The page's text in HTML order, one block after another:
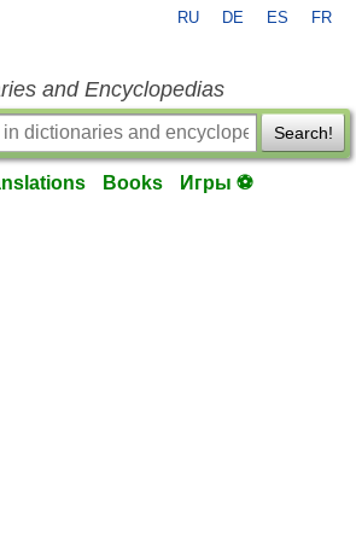
RU DE ES FR
and Encyclopedias
Search!
Books Игры ⚽